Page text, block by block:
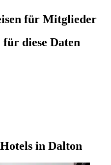
für Mitglieder
diese Daten
in Dalton